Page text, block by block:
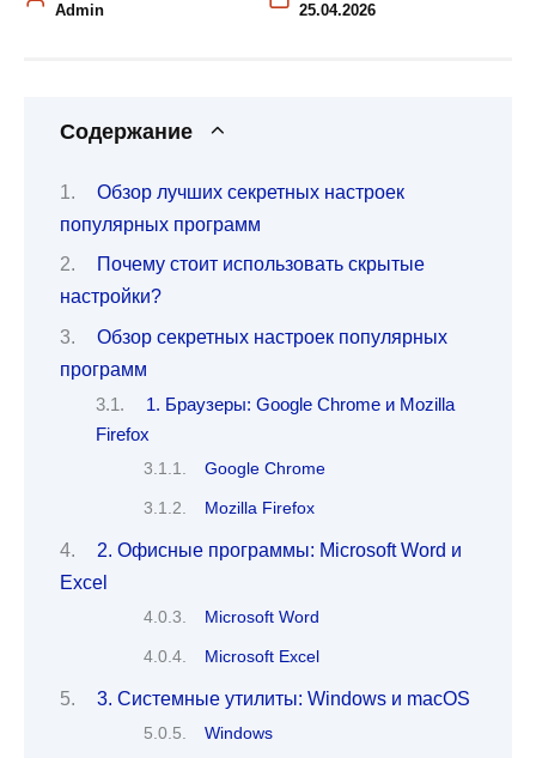
Admin 25.04.2026
Содержание
Обзор лучших секретных настроек
популярных программ
Почему стоит использовать скрытые
настройки?
Обзор секретных настроек популярных
программ
1. Браузеры: Google Chrome и Mozilla
Firefox
Google Chrome
Mozilla Firefox
2. Офисные программы: Microsoft Word и
Excel
Microsoft Word
Microsoft Excel
3. Системные утилиты: Windows и macOS
Windows